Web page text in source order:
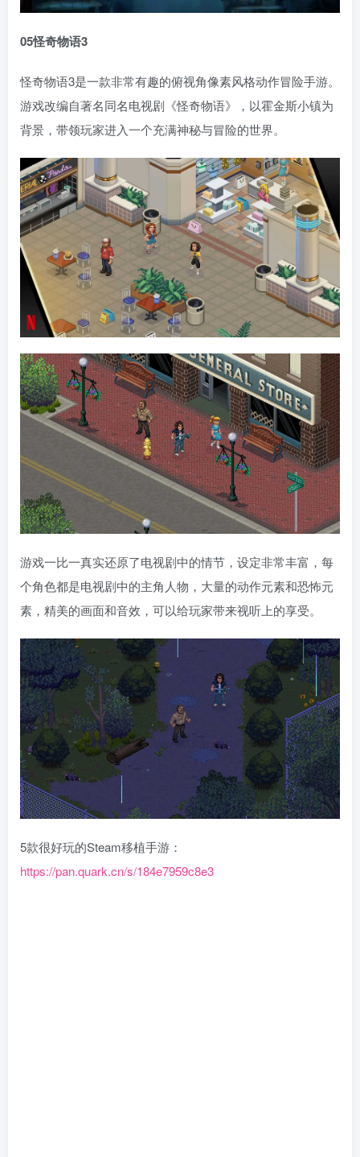
05怪奇物语3
怪奇物语3是一款非常有趣的俯视角像素风格动作冒险手游。
游戏改编自著名同名电视剧《怪奇物语》，以霍金斯小镇为
背景，带领玩家进入一个充满神秘与冒险的世界。
游戏一比一真实还原了电视剧中的情节，设定非常丰富，每
个角色都是电视剧中的主角人物，大量的动作元素和恐怖元
素，精美的画面和音效，可以给玩家带来视听上的享受。
5款很好玩的Steam移植手游：
https://pan.quark.cn/s/184e7959c8e3